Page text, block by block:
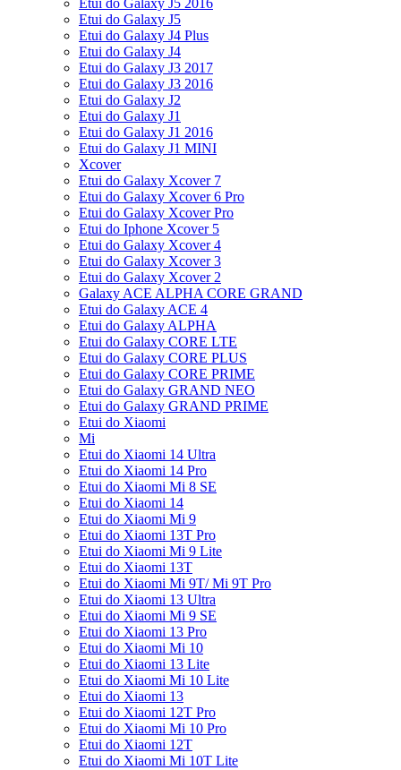
Etui do Galaxy J5 2016
Etui do Galaxy J5
Etui do Galaxy J4 Plus
Etui do Galaxy J4
Etui do Galaxy J3 2017
Etui do Galaxy J3 2016
Etui do Galaxy J2
Etui do Galaxy J1
Etui do Galaxy J1 2016
Etui do Galaxy J1 MINI
Xcover
Etui do Galaxy Xcover 7
Etui do Galaxy Xcover 6 Pro
Etui do Galaxy Xcover Pro
Etui do Iphone Xcover 5
Etui do Galaxy Xcover 4
Etui do Galaxy Xcover 3
Etui do Galaxy Xcover 2
Galaxy ACE ALPHA CORE GRAND
Etui do Galaxy ACE 4
Etui do Galaxy ALPHA
Etui do Galaxy CORE LTE
Etui do Galaxy CORE PLUS
Etui do Galaxy CORE PRIME
Etui do Galaxy GRAND NEO
Etui do Galaxy GRAND PRIME
Etui do Xiaomi
Mi
Etui do Xiaomi 14 Ultra
Etui do Xiaomi 14 Pro
Etui do Xiaomi Mi 8 SE
Etui do Xiaomi 14
Etui do Xiaomi Mi 9
Etui do Xiaomi 13T Pro
Etui do Xiaomi Mi 9 Lite
Etui do Xiaomi 13T
Etui do Xiaomi Mi 9T/ Mi 9T Pro
Etui do Xiaomi 13 Ultra
Etui do Xiaomi Mi 9 SE
Etui do Xiaomi 13 Pro
Etui do Xiaomi Mi 10
Etui do Xiaomi 13 Lite
Etui do Xiaomi Mi 10 Lite
Etui do Xiaomi 13
Etui do Xiaomi 12T Pro
Etui do Xiaomi Mi 10 Pro
Etui do Xiaomi 12T
Etui do Xiaomi Mi 10T Lite